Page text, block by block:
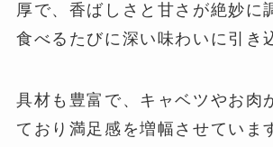
厚で、香ばしさと甘さが絶妙に
食べるたびに深い味わいに引き
具材も豊富で、キャベツやお肉
ており満足感を増幅させていま